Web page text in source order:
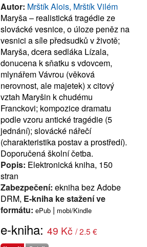
Autor: Mrštík Alois, Mrštík Vilém
Maryša – realistická tragédie ze
slovácké vesnice, o úloze peněz na
vesnici a síle předsudků v životě;
Maryša, dcera sedláka Lízala,
donucena k sňatku s vdovcem,
mlynářem Vávrou (věková
nerovnost, ale majetek) x citový
vztah Maryšin k chudému
Franckovi; kompozice dramatu
podle vzoru antické tragédie (5
jednání); slovácké nářečí
(charakteristika postav a prostředí).
Doporučená školní četba.
Popis: Elektronická kniha, 150
stran
Zabezpečení: ekniha bez Adobe
DRM, E-kniha ke stažení ve
formátu: ePub | mobi/Kindle
e-kniha: 49 Kč / 2.5 €